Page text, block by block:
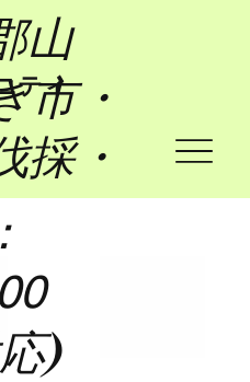
山
市・
採・
ティ
)